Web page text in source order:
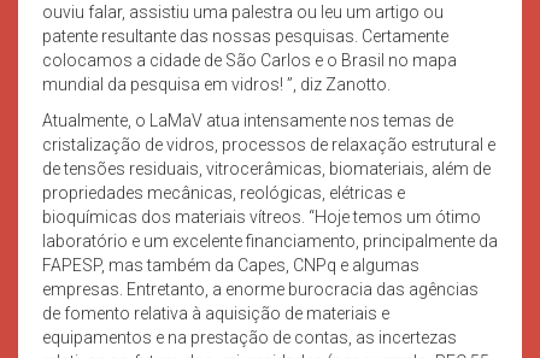
ouviu falar, assistiu uma palestra ou leu um artigo ou
patente resultante das nossas pesquisas. Certamente
colocamos a cidade de São Carlos e o Brasil no mapa
mundial da pesquisa em vidros! ”, diz Zanotto.
Atualmente, o LaMaV atua intensamente nos temas de
cristalização de vidros, processos de relaxação estrutural e
de tensões residuais, vitrocerâmicas, biomateriais, além de
propriedades mecânicas, reológicas, elétricas e
bioquímicas dos materiais vítreos. “Hoje temos um ótimo
laboratório e um excelente financiamento, principalmente da
FAPESP, mas também da Capes, CNPq e algumas
empresas. Entretanto, a enorme burocracia das agências
de fomento relativa à aquisição de materiais e
equipamentos e na prestação de contas, as incertezas